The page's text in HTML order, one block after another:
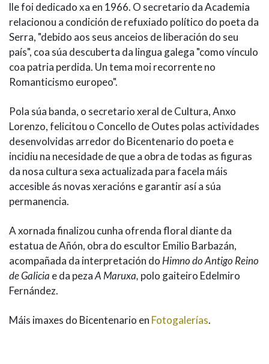
lle foi dedicado xa en 1966. O secretario da Academia
relacionou a condición de refuxiado político do poeta da
Serra, "debido aos seus anceios de liberación do seu
país", coa súa descuberta da lingua galega "como vínculo
coa patria perdida. Un tema moi recorrente no
Romanticismo europeo".
Pola súa banda, o secretario xeral de Cultura, Anxo
Lorenzo, felicitou o Concello de Outes polas actividades
desenvolvidas arredor do Bicentenario do poeta e
incidiu na necesidade de que a obra de todas as figuras
da nosa cultura sexa actualizada para facela máis
accesible ás novas xeracións e garantir así a súa
permanencia.
A xornada finalizou cunha ofrenda floral diante da
estatua de Añón, obra do escultor Emilio Barbazán,
acompañada da interpretación do Himno do Antigo Reino
de Galicia e da pezaA Maruxa, polo gaiteiro Edelmiro
Fernández.
Máis imaxes do Bicentenario en Fotogalerías.